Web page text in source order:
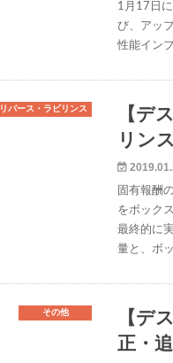
1月17日
び、アッ
性能イン
リバース・ラビリンス
【デ
リン
固有報酬
をボック
最終的に
量と、ボ
その他
【デ
正・